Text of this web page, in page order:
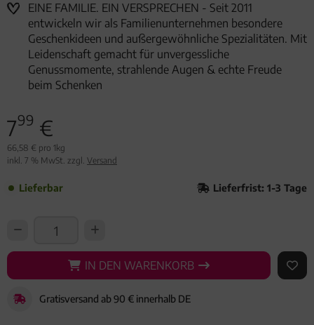
EINE FAMILIE. EIN VERSPRECHEN - Seit 2011
entwickeln wir als Familienunternehmen besondere
Geschenkideen und außergewöhnliche Spezialitäten. Mit
Leidenschaft gemacht für unvergessliche
Genussmomente, strahlende Augen & echte Freude
beim Schenken
799 €
66,58 € pro 1kg
inkl. 7 % MwSt. zzgl. Versand
Lieferbar Lieferfrist: 1-3 Tage
IN DEN WARENKORB
IN DEN WARENKORB AUF
Gratisversand ab 90 € innerhalb DE